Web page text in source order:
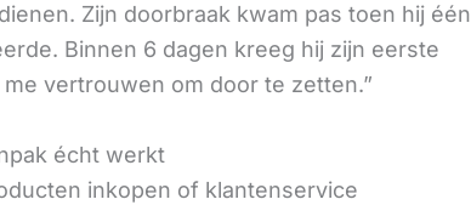
Zijn doorbraak kwam pas toen hij één
Binnen 6 dagen kreeg hij zijn eerste
vertrouwen om door te zetten.”
écht werkt
inkopen of klantenservice